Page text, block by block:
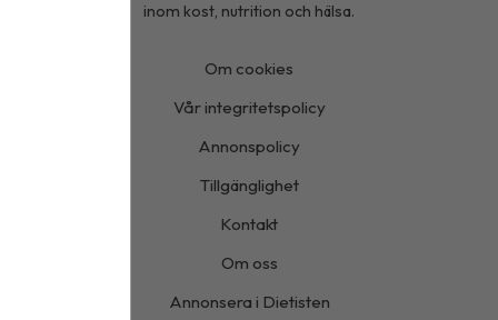
inom kost, nutrition och hälsa.
Om cookies
Vår integritetspolicy
Annonspolicy
Tillgänglighet
Kontakt
Om oss
Annonsera i Dietisten